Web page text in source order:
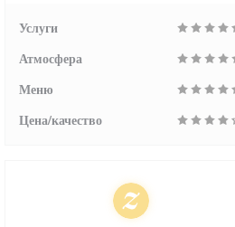
Услуги
Атмосфера
Меню
Цена/качество